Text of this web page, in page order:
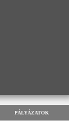
PÁLYÁZATOK